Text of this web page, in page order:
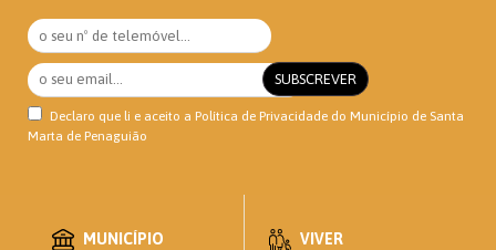
Declaro que li e aceito a Política de Privacidade do Município de Santa
Marta de Penaguião
MUNICÍPIO VIVER